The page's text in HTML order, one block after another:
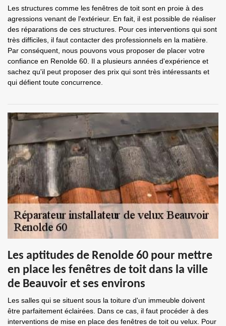
Les structures comme les fenêtres de toit sont en proie à des
agressions venant de l'extérieur. En fait, il est possible de réaliser
des réparations de ces structures. Pour ces interventions qui sont
très difficiles, il faut contacter des professionnels en la matière.
Par conséquent, nous pouvons vous proposer de placer votre
confiance en Renolde 60. Il a plusieurs années d'expérience et
sachez qu'il peut proposer des prix qui sont très intéressants et
qui défient toute concurrence.
Les aptitudes de Renolde 60 pour mettre
en place les fenêtres de toit dans la ville
de Beauvoir et ses environs
Les salles qui se situent sous la toiture d'un immeuble doivent
être parfaitement éclairées. Dans ce cas, il faut procéder à des
interventions de mise en place des fenêtres de toit ou velux. Pour